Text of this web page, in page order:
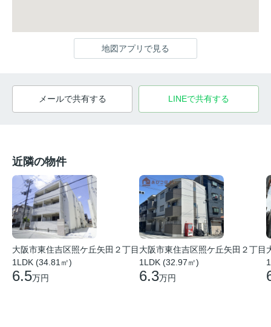
地図アプリで見る
メールで共有する LINEで共有する
近隣の物件
大阪市東住吉区照ケ丘矢田２丁目
1LDK (34.81㎡)
6.5万円
大阪市東住吉区照ケ丘矢田２丁目
1LDK (32.97㎡)
6.3万円